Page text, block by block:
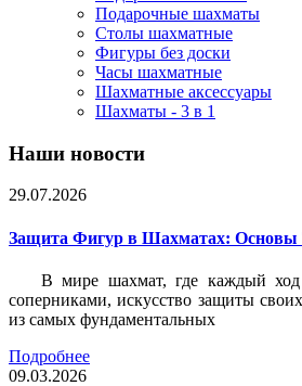
Подарочные шахматы
Столы шахматные
Фигуры без доски
Часы шахматные
Шахматные аксессуары
Шахматы - 3 в 1
Наши новости
29.07.2026
Защита Фигур в Шахматах: Основы
В мире шахмат, где каждый
соперниками, искусство защиты
из самых фундаментальных
Подробнее
09.03.2026